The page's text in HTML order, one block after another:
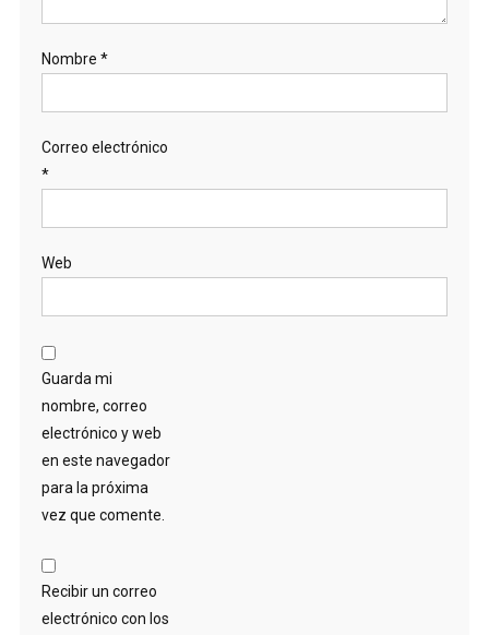
Nombre *
Correo electrónico
*
Web
Guarda mi
nombre, correo
electrónico y web
en este navegador
para la próxima
vez que comente.
Recibir un correo
electrónico con los